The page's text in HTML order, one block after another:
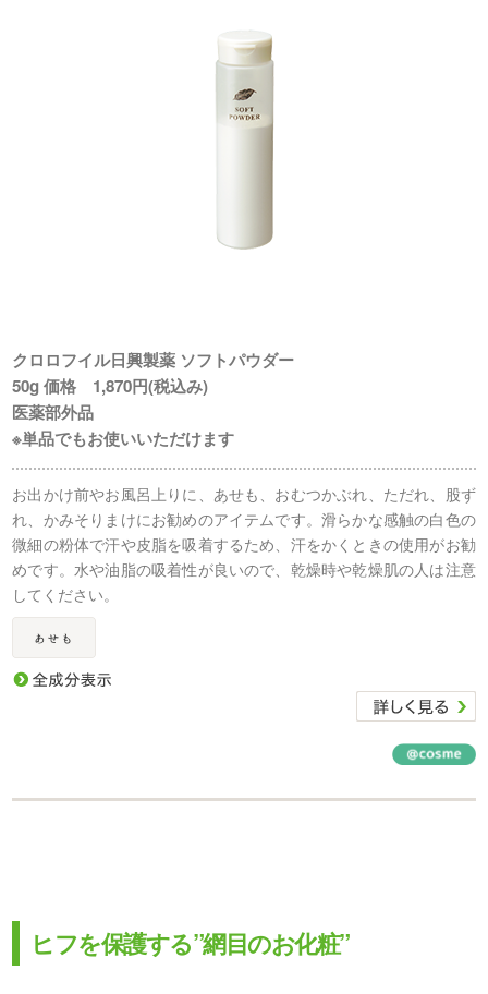
クロロフイル日興製薬 ソフトパウダー
50g 価格 1,870円(税込み)
医薬部外品
※単品でもお使いいただけます
お出かけ前やお風呂上りに、あせも、おむつかぶれ、ただれ、股ず
れ、かみそりまけにお勧めのアイテムです。滑らかな感触の白色の
微細の粉体で汗や皮脂を吸着するため、汗をかくときの使用がお勧
めです。水や油脂の吸着性が良いので、乾燥時や乾燥肌の人は注意
してください。
ヒフを保護する”網目のお化粧”